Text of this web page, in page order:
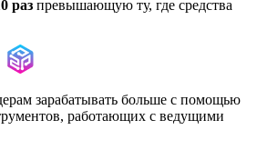
раз превышающую ту, где средства
зарабатывать больше с помощью
работающих с ведущими